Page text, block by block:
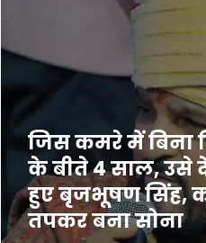
जिस कमरे में बिना
के बीते 4 साल, उसे
हुए बृजभूषण सिंह,
तपकर बना सोना